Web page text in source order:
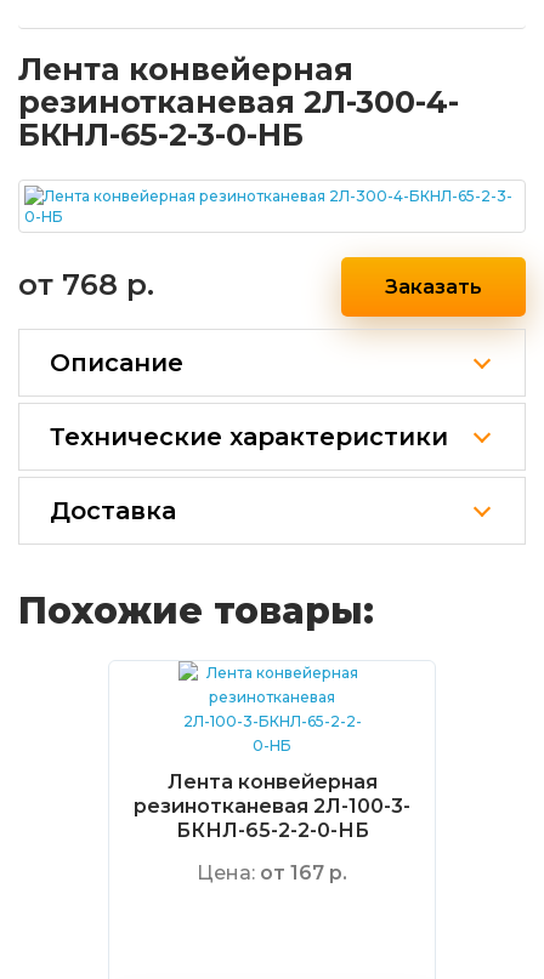
Лента конвейерная
резинотканевая 2Л-300-4-
БКНЛ-65-2-3-0-НБ
от 768 р. Заказать
Описание
Технические характеристики
Доставка
Похожие товары:
Лента конвейерная
резинотканевая 2Л-100-3-
БКНЛ-65-2-2-0-НБ
Цена: от 167 р.